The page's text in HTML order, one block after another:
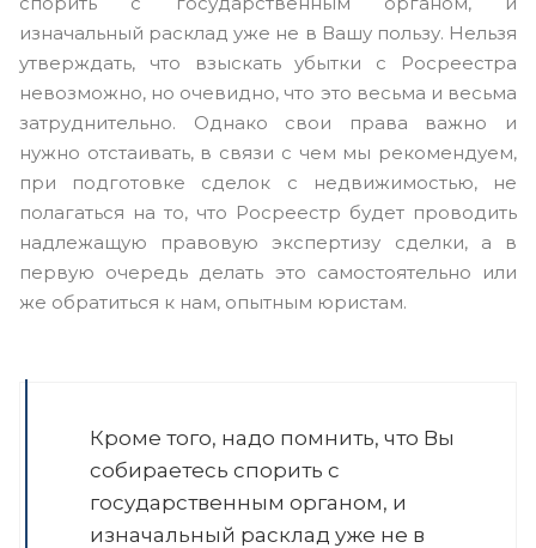
изначальный расклад уже не в Вашу пользу. Нельзя
утверждать, что взыскать убытки с Росреестра
невозможно, но очевидно, что это весьма и весьма
затруднительно. Однако свои права важно и
нужно отстаивать, в связи с чем мы рекомендуем,
при подготовке сделок с недвижимостью, не
полагаться на то, что Росреестр будет проводить
надлежащую правовую экспертизу сделки, а в
первую очередь делать это самостоятельно или
же обратиться к нам, опытным юристам.
Кроме того, надо помнить, что Вы
собираетесь спорить с
государственным органом, и
изначальный расклад уже не в